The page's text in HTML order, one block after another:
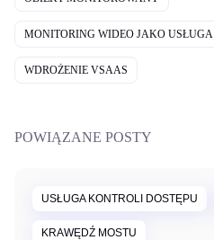
MONITORING WIDEO JAKO USŁUGA
WDROŻENIE VSAAS
POWIĄZANE POSTY
USŁUGA KONTROLI DOSTĘPU
KRAWĘDŹ MOSTU